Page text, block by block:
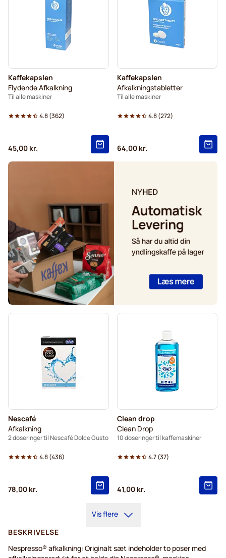
Café René kaffekapsler til Nespresso®
Caffè Borbone til Nespresso® Kapsler til Nespresso®
Gevalia kaffekapsler til Nespresso®
Garibaldi kaffekapsler til Nespresso®
Afkalkning og plejeprodukter til Nespresso®
Til Nespresso®
Kaffekapslen
Flydende Afkalkning
Til alle maskiner
4.8(362)
45,00 kr.
Kaffekapslen
Afkalkningstabletter
Til alle maskiner
4.8(272)
64,00 kr.
Nescafé
Afkalkning
2 doseringer til Nescafé Dolce Gusto
4.8(436)
78,00 kr.
Clean drop
Clean Drop
10 doseringer til kaffemaskiner
4.7(37)
41,00 kr.
Vis flere
BESKRIVELSE
Nespresso® afkalkning: Originalt sæt indeholder to poser med